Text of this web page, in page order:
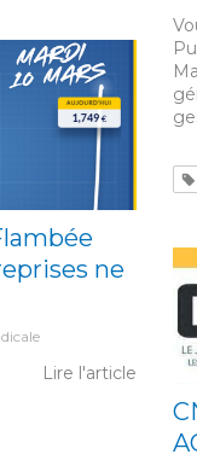
ne
Lire l'article